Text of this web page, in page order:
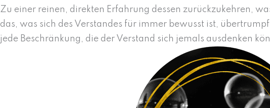
Zu einer reinen, direkten Erfahrung dessen zurückzukehren,
das, was sich des Verstandes für immer bewusst ist,
jede Beschränkung, die der Verstand sich jemals ausdenken